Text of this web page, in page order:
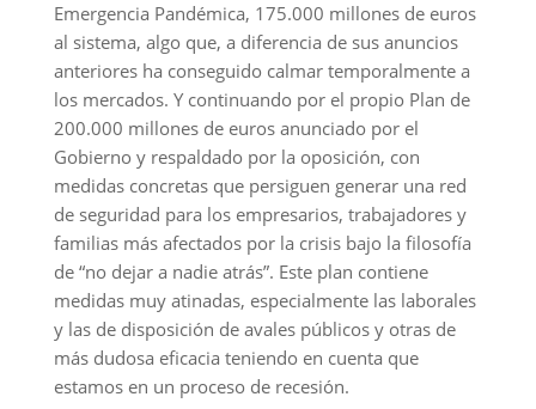
Emergencia Pandémica, 175.000 millones de euros
al sistema, algo que, a diferencia de sus anuncios
anteriores ha conseguido calmar temporalmente a
los mercados. Y continuando por el propio Plan de
200.000 millones de euros anunciado por el
Gobierno y respaldado por la oposición, con
medidas concretas que persiguen generar una red
de seguridad para los empresarios, trabajadores y
familias más afectados por la crisis bajo la filosofía
de “no dejar a nadie atrás”. Este plan contiene
medidas muy atinadas, especialmente las laborales
y las de disposición de avales públicos y otras de
más dudosa eficacia teniendo en cuenta que
estamos en un proceso de recesión.